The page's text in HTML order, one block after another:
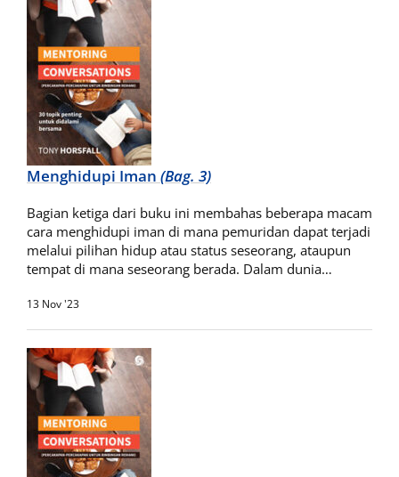
Menghidupi Iman (Bag. 3)
Bagian ketiga dari buku ini membahas beberapa macam
cara menghidupi iman di mana pemuridan dapat terjadi
melalui pilihan hidup atau status seseorang, ataupun
tempat di mana seseorang berada. Dalam dunia…
13 Nov '23